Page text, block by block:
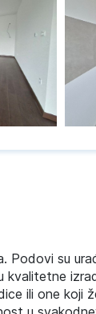
Podovi su
ili one koji